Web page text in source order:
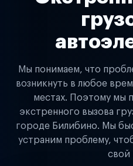
Мы понимаем, что
возникнуть в любое
местах. Поэтому мы
экстренного вызова
городе Билибино. Мы
устраним проблему,
свой